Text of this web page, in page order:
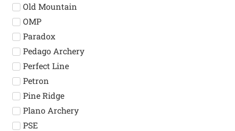
Old Mountain
OMP
Paradox
Pedago Archery
Perfect Line
Petron
Pine Ridge
Plano Archery
PSE